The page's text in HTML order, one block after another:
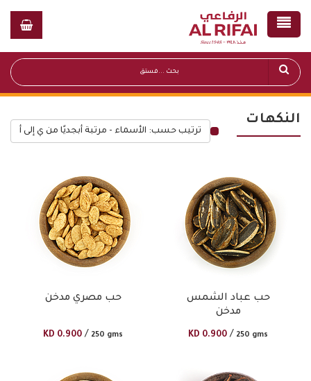
النكهات
ترتيب حسب: الأسماء - مرتبة أبجديًا من ي إلى أ
حب مصري مدخن
KD 0.900 / 250 gms
حب عباد الشمس
مدخن
KD 0.900 / 250 gms